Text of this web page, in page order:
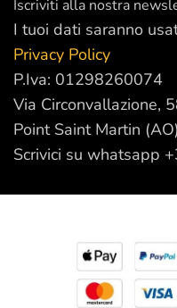
Iscriviti alla nostra
I tuoi dati saranno
Privacy Policy
P.Iva: 01298260074
Via Circonvallazione,
Point Saint Martin (AO)
Scrivici su whatsapp